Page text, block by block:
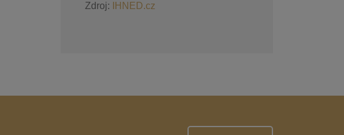
Zdroj: IHNED.cz